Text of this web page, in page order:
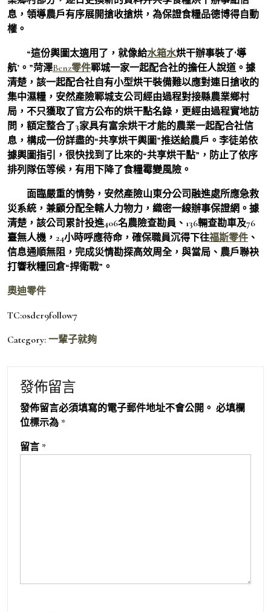
息，領導農戶有序展開搶收搶烘，為保證食糧品德博得自動
權。
“這份輿圖太適用了，就像給水箱水烘干辦事裝了‘導
航’。”菏澤Benz零件鄆城一家一起配合社的擔任人說道。據
清楚，該一起配合社自有小型烘干裝備難以應對連日搶收的
集中濕糧，安然產險鄆城支公司經由過程對接縣農業鄉村
局，不只獲取了官方公布的烘干點名錄，更經由過程實地訪
問，額定整合了3家具有富余烘干才能的農業一起配合社信
息，構成一份詳盡的“共享烘干輿圖”推送給農戶。李徒弟依
據輿圖指引，很快找到了比來的“共享烘干點”，防止了依序
排列隊伍等候，有用下降了食糧霉變風險。
面臨嚴重的情勢，安然產險山東分公司融進處所應急救
災系統，兼顧分配全轄人力物力，織密一線辦事保證網。據
清楚，該公司累計投進406名農險查勘員、136輛查勘車及76
臺無人機，24小時呼應待命，確保職員沉得下往福斯零件 、
信息通順無阻，完成災情勘探高效周全，與當局、農戶聯袂
打響秋糧回倉“捍衛戰”。
奧迪零件
TC:osder9follow7
Category: 一輩子就夠
發佈留言
發佈留言必須填寫的電子郵件地址不會公開。 必填欄
位標示為 *
留言 *